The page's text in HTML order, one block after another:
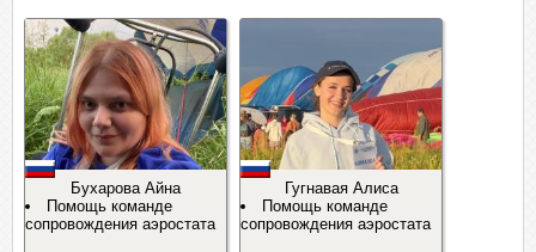
Бухарова Айна
Помощь команде
сопровождения аэростата
Гугнавая Алиса
Помощь команде
сопровождения аэростата